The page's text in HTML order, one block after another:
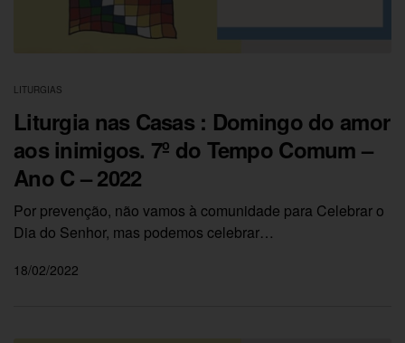
LITURGIAS
Liturgia nas Casas : Domingo do amor
aos inimigos. 7º do Tempo Comum –
Ano C – 2022
Por prevenção, não vamos à comunidade para Celebrar o
Dia do Senhor, mas podemos celebrar…
18/02/2022